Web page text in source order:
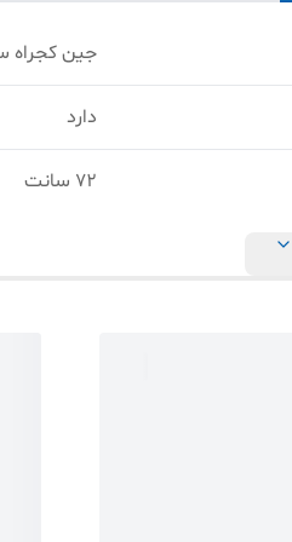
جین کجراه
دارد
۷۲ سانت